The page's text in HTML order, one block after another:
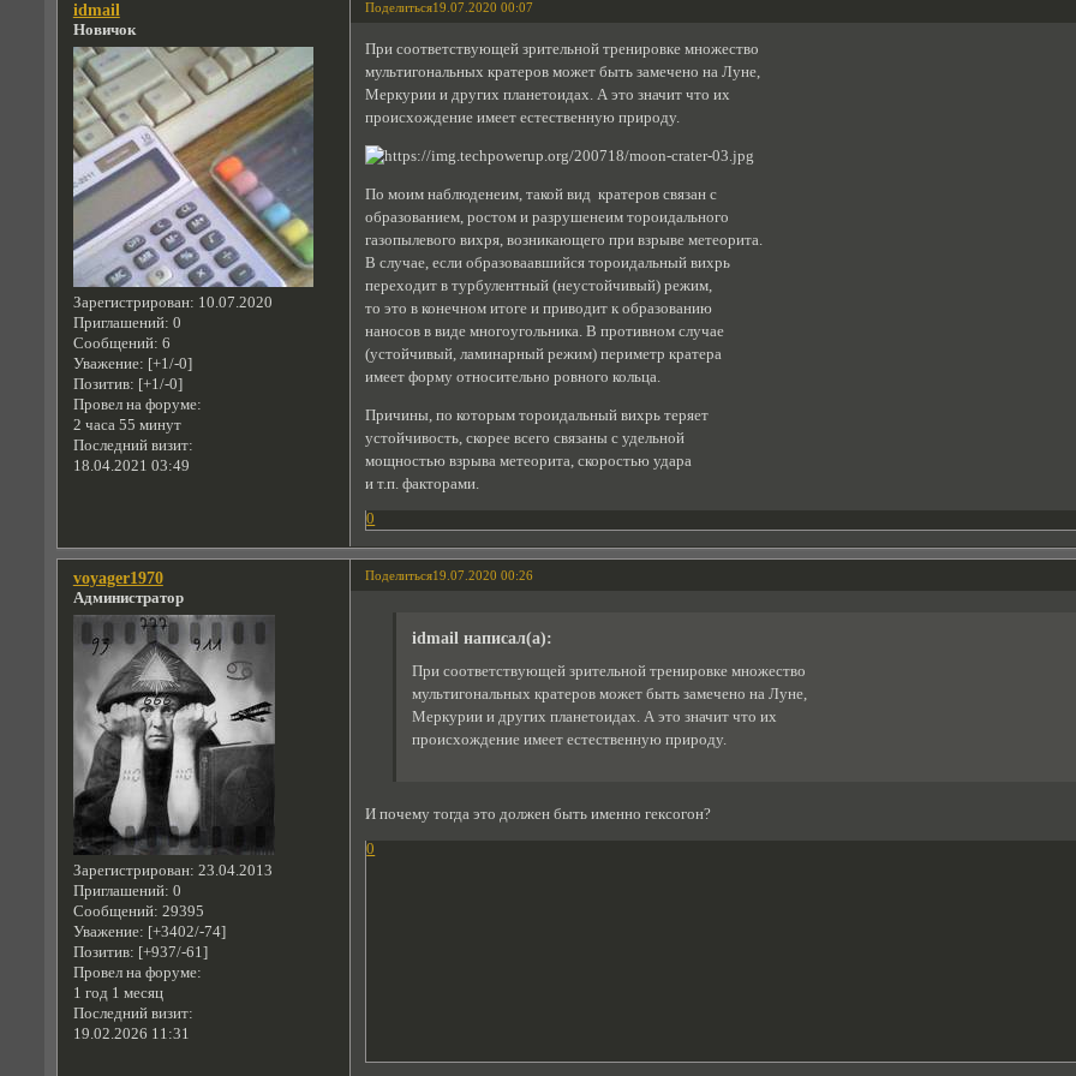
Поделиться19.07.2020 00:07
idmail
Новичок
Зарегистрирован: 10.07.2020
Приглашений: 0
Сообщений: 6
Уважение: [+1/-0]
Позитив: [+1/-0]
Провел на форуме:
2 часа 55 минут
Последний визит:
18.04.2021 03:49
При соответствующей зрительной тренировке множество
мультигональных кратеров может быть замечено на Луне,
Меркурии и других планетоидах. А это значит что их
происхождение имеет естественную природу.
По моим наблюденеим, такой вид кратеров связан с
образованием, ростом и разрушенеим тороидального
газопылевого вихря, возникающего при взрыве метеорита.
В случае, если образоваавшийся тороидальный вихрь
переходит в турбулентный (неустойчивый) режим,
то это в конечном итоге и приводит к образованию
наносов в виде многоугольника. В противном случае
(устойчивый, ламинарный режим) периметр кратера
имеет форму относительно ровного кольца.
Причины, по которым тороидальный вихрь теряет
устойчивость, скорее всего связаны с удельной
мощностью взрыва метеорита, скоростью удара
и т.п. факторами.
0
Поделиться19.07.2020 00:26
voyager1970
Администратор
Зарегистрирован: 23.04.2013
Приглашений: 0
Сообщений: 29395
Уважение: [+3402/-74]
Позитив: [+937/-61]
Провел на форуме:
1 год 1 месяц
Последний визит:
19.02.2026 11:31
idmail написал(а):
При соответствующей зрительной тренировке множество
мультигональных кратеров может быть замечено на Луне,
Меркурии и других планетоидах. А это значит что их
происхождение имеет естественную природу.
И почему тогда это должен быть именно гексогон?
0